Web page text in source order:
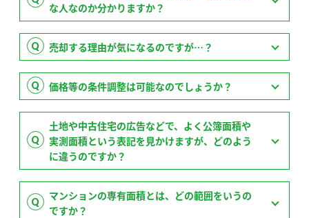
な人なのか分かりますか？
売却する理由が気になるのですが…？
価格等の条件調整は可能なのでしょうか？
土地や中古住宅の広告などで、よく公簿面積や
実測面積という表記を見かけますが、どのよう
に違うのですか？
マンションの専有面積とは、どの範囲をいうの
ですか？